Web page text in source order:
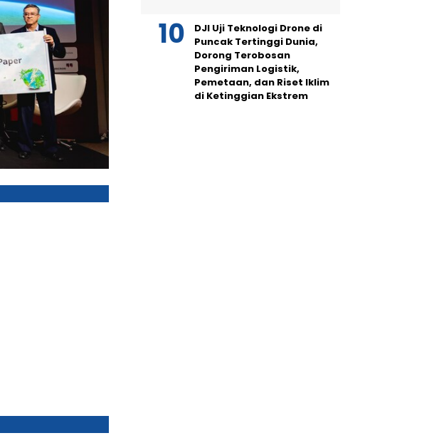
DJI Uji Teknologi Drone di
Puncak Tertinggi Dunia,
Dorong Terobosan
Pengiriman Logistik,
Pemetaan, dan Riset Iklim
di Ketinggian Ekstrem